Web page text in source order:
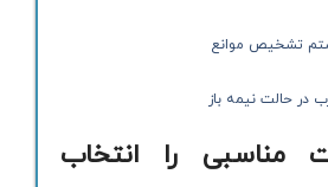
تشخیص موانع
در حالت نیمه باز
مناسبی را انتخاب